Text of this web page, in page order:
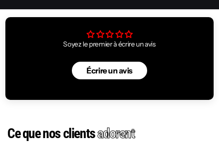
Soyez le premier à écrire un avis
Écrire un avis
Ce que nos clientsadorent